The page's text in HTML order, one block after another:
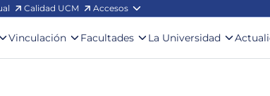
Calidad UCM Accesos
Vinculación Facultades La Universidad